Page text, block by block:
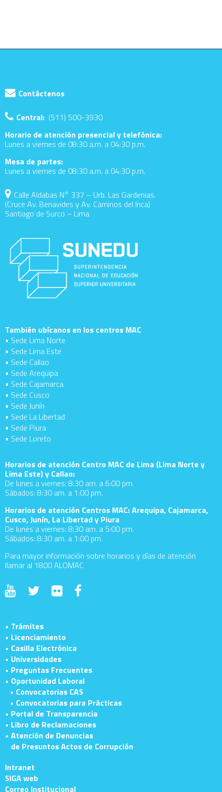
Contáctenos
Central: (511) 500-3930
Horario de atención presencial y telefónica:
Lunes a viernes de 08:30 a.m. a 04:30 p.m.
Mesa de partes:
Lunes a viernes de 08:30 a.m. a 04:30 p.m.
Calle Aldabas N° 337 – Urb. Las Gardenias.
(Cruce Av. Benavides y Av. Caminos del Inca)
Santiago de Surco – Lima
También ubícanos en los centros MAC
• Sede Lima Norte
• Sede Lima Este
• Sede Callao
• Sede Arequipa
• Sede Cajamarca
• Sede Cusco
• Sede Junín
• Sede La Libertad
• Sede Piura
• Sede Loreto
Horarios de atención Centro MAC de Lima (Lima Norte y
Lima Este) y Callao:
De lunes a viernes: 8:30 am. a 6:00 pm.
Sábados: 8:30 am. a 1:00 pm.
Horarios de atención Centros MAC: Arequipa, Cajamarca,
Cusco, Junín, La Libertad y Piura
De lunes a viernes: 8:30 am. a 5:00 pm.
Sábados: 8:30 am. a 1:00 pm.
Para mayor información sobre horarios y días de atención
llamar al 1800 ALOMAC
• Trámites
• Licenciamiento
• Casilla Electrónica
• Universidades
• Preguntas Frecuentes
• Oportunidad Laboral
• Convocatorias CAS
• Convocatorias para Prácticas
• Portal de Transparencia
• Libro de Reclamaciones
• Atención de Denuncias
de Presuntos Actos de Corrupción
Intranet
SIGA web
Correo Institucional